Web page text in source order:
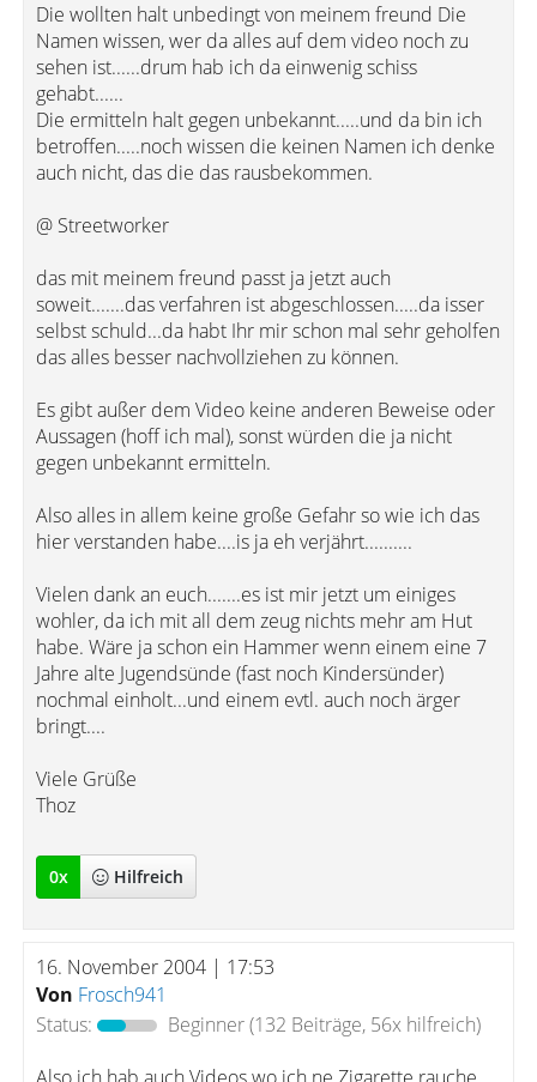
Die wollten halt unbedingt von meinem freund Die
Namen wissen, wer da alles auf dem video noch zu
sehen ist......drum hab ich da einwenig schiss
gehabt......
Die ermitteln halt gegen unbekannt.....und da bin ich
betroffen.....noch wissen die keinen Namen ich denke
auch nicht, das die das rausbekommen.
@ Streetworker
das mit meinem freund passt ja jetzt auch
soweit.......das verfahren ist abgeschlossen.....da isser
selbst schuld...da habt Ihr mir schon mal sehr geholfen
das alles besser nachvollziehen zu können.
Es gibt außer dem Video keine anderen Beweise oder
Aussagen (hoff ich mal), sonst würden die ja nicht
gegen unbekannt ermitteln.
Also alles in allem keine große Gefahr so wie ich das
hier verstanden habe....is ja eh verjährt..........
Vielen dank an euch.......es ist mir jetzt um einiges
wohler, da ich mit all dem zeug nichts mehr am Hut
habe. Wäre ja schon ein Hammer wenn einem eine 7
Jahre alte Jugendsünde (fast noch Kindersünder)
nochmal einholt...und einem evtl. auch noch ärger
bringt....
Viele Grüße
Thoz
0x Hilfreich
16. November 2004 | 17:53
Von Frosch941
Status:
Beginner(132 Beiträge, 56x hilfreich)